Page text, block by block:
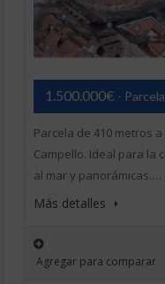
1.500.000€ - Parcela
Parcela de 410 metros
Campello. Ideal para la
al mar y panorámicas.…
Más detalles
Agregar para comparar